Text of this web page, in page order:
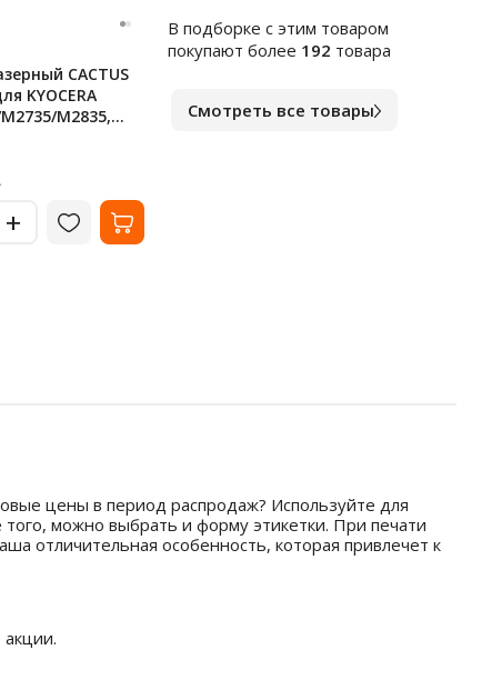
CACTUS
KYOCERA
M2835,
+
Арт.ф141235
В подборке c этим товаром
покупают более 192 товара
Смотреть все товары
цены в период распродаж? Используйте для
можно выбрать и форму этикетки. При печати
отличительная особенность, которая привлечет к